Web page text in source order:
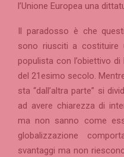
l’Unione Europea una
Il paradosso è che
sono riusciti a costituire
populista con l’obiettivo
del 21esimo secolo.
sta “dall’altra parte” si
ad avere chiarezza di
ma non sanno come
globalizzazione
svantaggi ma non